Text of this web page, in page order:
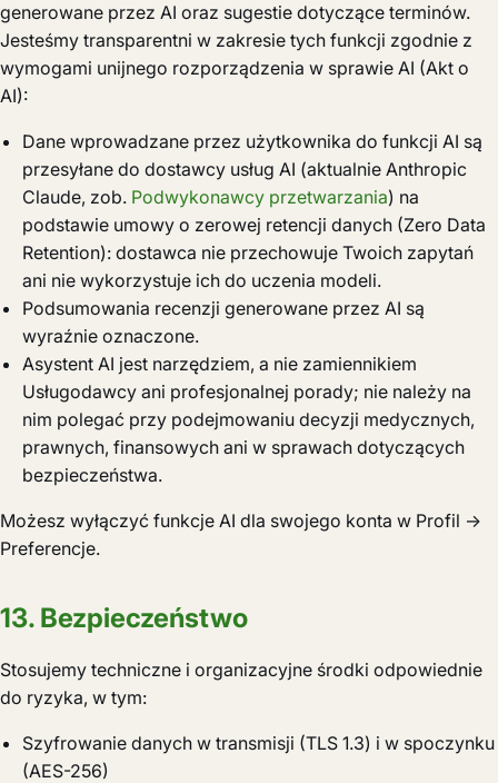
generowane przez AI oraz sugestie dotyczące terminów.
Jesteśmy transparentni w zakresie tych funkcji zgodnie z
wymogami unijnego rozporządzenia w sprawie AI (Akt o
AI):
Dane wprowadzane przez użytkownika do funkcji AI są
przesyłane do dostawcy usług AI (aktualnie Anthropic
Claude, zob. Podwykonawcy przetwarzania) na
podstawie umowy o zerowej retencji danych (Zero Data
Retention): dostawca nie przechowuje Twoich zapytań
ani nie wykorzystuje ich do uczenia modeli.
Podsumowania recenzji generowane przez AI są
wyraźnie oznaczone.
Asystent AI jest narzędziem, a nie zamiennikiem
Usługodawcy ani profesjonalnej porady; nie należy na
nim polegać przy podejmowaniu decyzji medycznych,
prawnych, finansowych ani w sprawach dotyczących
bezpieczeństwa.
Możesz wyłączyć funkcje AI dla swojego konta w Profil →
Preferencje.
13. Bezpieczeństwo
Stosujemy techniczne i organizacyjne środki odpowiednie
do ryzyka, w tym:
Szyfrowanie danych w transmisji (TLS 1.3) i w spoczynku
(AES-256)